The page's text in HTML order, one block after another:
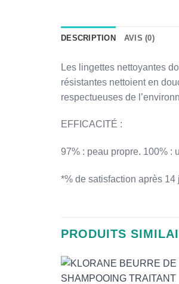
DESCRIPTION AVIS (0)
Les lingettes nettoyantes
résistantes nettoient en
respectueuses de
EFFICACITÉ :
97% : peau propre. 100% :
*% de satisfaction après 14
PRODUITS